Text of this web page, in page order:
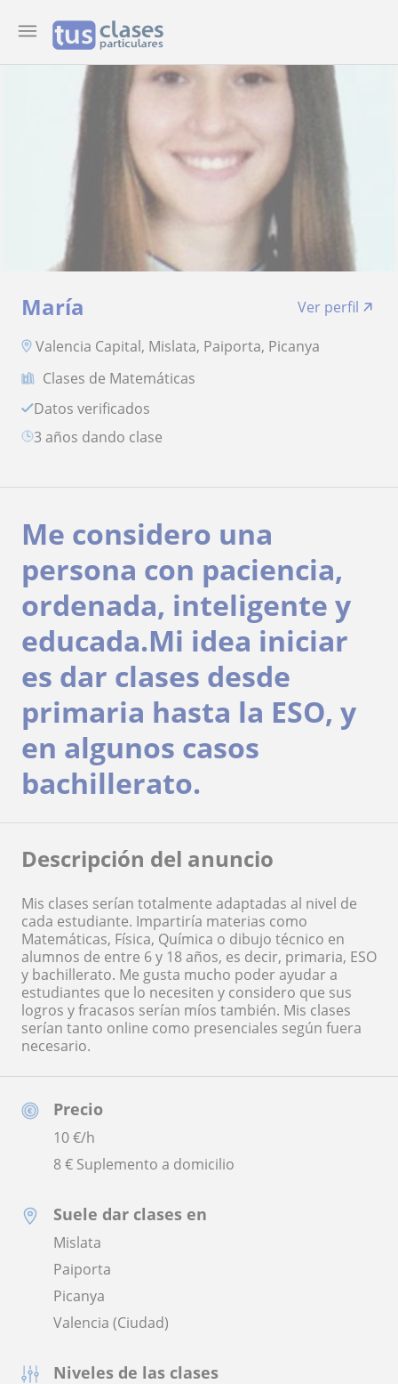
María
Ver perfil
Valencia Capital, Mislata, Paiporta, Picanya
Clases de Matemáticas
Datos verificados
3 años dando clase
Precio
10€/h
8 € Suplemento a domicilio
Suele dar clases en
Mislata
Paiporta
Picanya
Valencia (Ciudad)
Niveles de las clases
Me considero una
persona con paciencia,
ordenada, inteligente y
educada.Mi idea iniciar
es dar clases desde
primaria hasta la ESO, y
en algunos casos
bachillerato.
Descripción del anuncio
Mis clases serían totalmente adaptadas al nivel de
cada estudiante. Impartiría materias como
Matemáticas, Física, Química o dibujo técnico en
alumnos de entre 6 y 18 años, es decir, primaria, ESO
y bachillerato. Me gusta mucho poder ayudar a
estudiantes que lo necesiten y considero que sus
logros y fracasos serían míos también. Mis clases
serían tanto online como presenciales según fuera
necesario.